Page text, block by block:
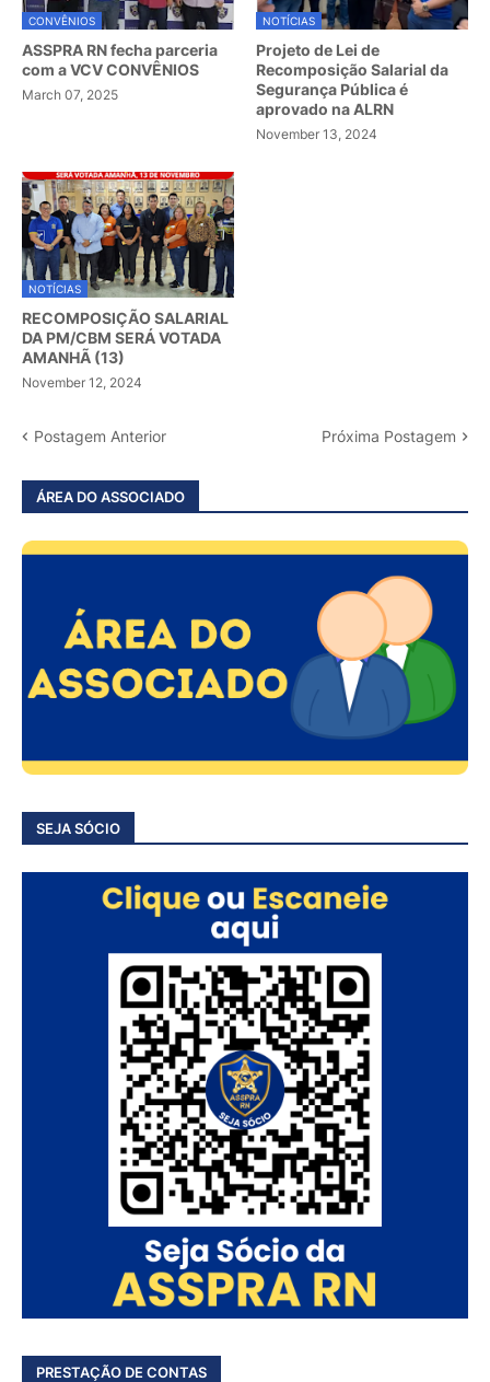
CONVÊNIOS
ASSPRA RN fecha parceria
com a VCV CONVÊNIOS
March 07, 2025
NOTÍCIAS
Projeto de Lei de
Recomposição Salarial da
Segurança Pública é
aprovado na ALRN
November 13, 2024
NOTÍCIAS
RECOMPOSIÇÃO SALARIAL
DA PM/CBM SERÁ VOTADA
AMANHÃ (13)
November 12, 2024
Postagem Anterior Próxima Postagem
ÁREA DO ASSOCIADO
SEJA SÓCIO
PRESTAÇÃO DE CONTAS